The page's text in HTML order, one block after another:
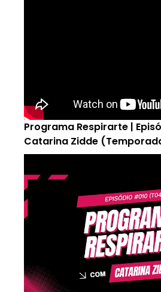
Programa Respirarte |
Catarina Zidde